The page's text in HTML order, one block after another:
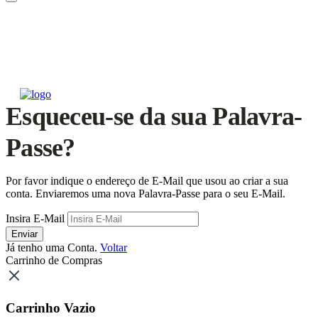
Esqueceu-se da sua Palavra-
Passe?
Por favor indique o endereço de E-Mail que usou ao criar a sua
conta. Enviaremos uma nova Palavra-Passe para o seu E-Mail.
Insira E-Mail
Enviar
Já tenho uma Conta. Voltar
Carrinho de Compras
Carrinho Vazio